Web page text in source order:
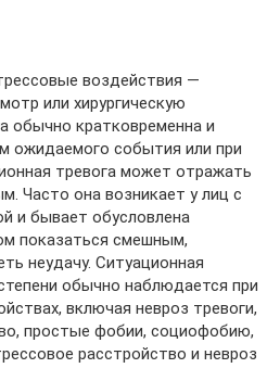
воздействия —
или хирургическую
обычно кратковременна и
ожидаемого события или при
тревога может отражать
Часто она возникает у лиц с
и бывает обусловлена
показаться смешным,
неудачу. Ситуационная
обычно наблюдается при
включая невроз тревоги,
простые фобии, социофобию,
расстройство и невроз